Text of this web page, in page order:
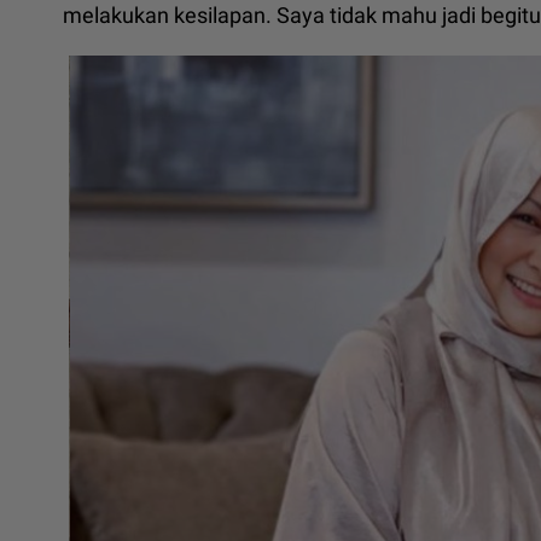
melakukan kesilapan. Saya tidak mahu jadi